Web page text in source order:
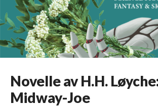
Novelle av H.H.
Midway-Joe